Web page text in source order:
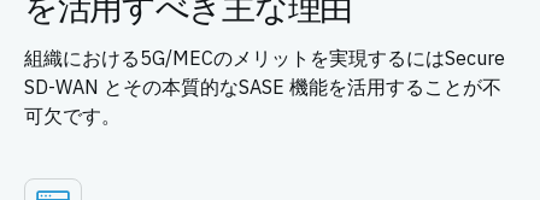
組織における5G/MECのメリットを実現するにはSecure
SD-WAN とその本質的なSASE 機能を活用することが不
可欠です。